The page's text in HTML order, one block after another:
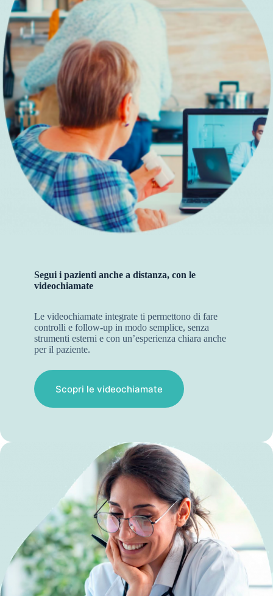
Segui i pazienti anche a distanza, con le
videochiamate
Le videochiamate integrate ti permettono di fare
controlli e follow-up in modo semplice, senza
strumenti esterni e con un’esperienza chiara anche
per il paziente.
Scopri le videochiamate